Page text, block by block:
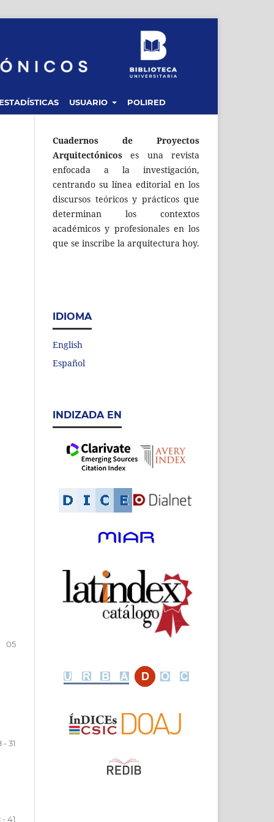
ESTADÍSTICAS USUARIO POLIRED
05
- 31
- 41
Cuadernos de Proyectos
Arquitectónicos es una revista
enfocada a la investigación,
centrando su línea editorial en los
discursos teóricos y prácticos que
determinan los contextos
académicos y profesionales en los
que se inscribe la arquitectura hoy.
IDIOMA
English
Español
INDIZADA EN